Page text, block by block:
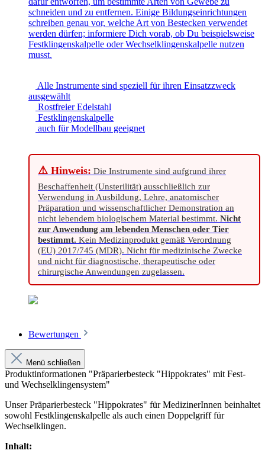
schneiden und zu entfernen. Einige Bildungseinrichtungen
schreiben genau vor, welche Art von Bestecken verwendet
werden dürfen; informiere Dich vorab, ob Du beispielsweise
Festklingenskalpelle oder Wechselklingenskalpelle nutzen
musst.
Alle Instrumente sind speziell für ihren Einsatzzweck
ausgewählt
Rostfreier Edelstahl
Festklingenskalpelle
auch für Modellbau geeignet
⚠️ Hinweis: Die Instrumente sind aufgrund ihrer
Beschaffenheit (Unsterilität) ausschließlich zur
Verwendung in Ausbildung, Lehre, anatomischer
Präparation und wissenschaftlicher Demonstration an
nicht lebendem biologischem Material bestimmt. Nicht
zur Anwendung am lebenden Menschen oder Tier
bestimmt. Kein Medizinprodukt gemäß Verordnung
(EU) 2017/745 (MDR). Nicht für medizinische Zwecke
und nicht für diagnostische, therapeutische oder
chirurgische Anwendungen zugelassen.
Bewertungen
Menü schließen
Produktinformationen "Präparierbesteck "Hippokrates" mit Fest-
und Wechselklingensystem"
Unser Präparierbesteck "Hippokrates" für MedizinerInnen beinhaltet
sowohl Festklingenskalpelle als auch einen Doppelgriff für
Wechselklingen.
Inhalt: